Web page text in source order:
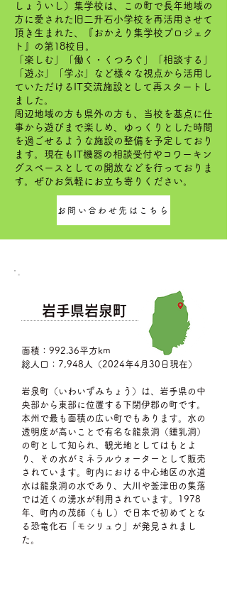
しょういし）集学校は、この町で長年地域の
方に愛された旧二升石小学校を再活用させて
頂き生まれた、『おかえり集学校プロジェク
ト』の第18校目。
「楽しむ」「働く・くつろぐ」「相談する」
「遊ぶ」「学ぶ」など様々な視点から活用し
ていただけるIT交流施設として再スタートし
ました。
周辺地域の方も県外の方も、当校を基点に仕
事から遊びまで楽しめ、ゆっくりとした時間
を過ごせるような施設の整備を予定しており
ます。現在もIT機器の相談受付やコワーキン
グスペースとしての開放などを行っておりま
す。ぜひお気軽にお立ち寄りください。
お問い合わせ先はこちら
岩手県岩泉町
面積：992.36平方km
総人口：7,948人（2024年4月30日現在）
岩泉町（いわいずみちょう）は、岩手県の中
央部から東部に位置する下閉伊郡の町です。
本州で最も面積の広い町でもあります。水の
透明度が高いことで有名な龍泉洞（鍾乳洞）
の町として知られ、観光地としてはもとよ
り、その水がミネラルウォーターとして販売
されています。町内における中心地区の水道
水は龍泉洞の水であり、大川や釜津田の集落
では近くの湧水が利用されています。1978
年、町内の茂師（もし）で日本で初めてとな
る恐竜化石「モシリュウ」が発見されまし
た。